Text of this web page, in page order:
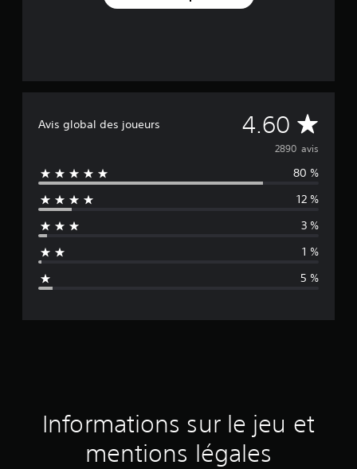
Avis global des joueurs 4.60 M
o
y
e
n
n
d
a
2890 avis
80 %
12 %
3 %
1 %
5 %
Informations sur le jeu et
mentions légales